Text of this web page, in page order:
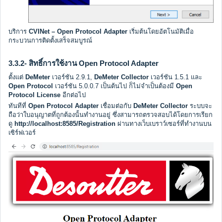
บริการ CVINet – Open Protocol Adapter เริ่มต้นโดยอัตโนมัติเมื่อ
กระบวนการติดตั้งเสร็จสมบูรณ์
3.3.2- สิทธิ์การใช้งาน Open Protocol Adapter
ตั้งแต่ DeMeter เวอร์ชัน 2.9.1, DeMeter Collector เวอร์ชัน 1.5.1 และ
Open Protocol เวอร์ชัน 5.0.0.7 เป็นต้นไป ก็ไม่จำเป็นต้องมี Open
Protocol License อีกต่อไป
ทันทีที่ Open Protocol Adapter เชื่อมต่อกับ DeMeter Collector ระบบจะ
ถือว่าใบอนุญาตที่ถูกต้องนั้นทำงานอยู่ ซึ่งสามารถตรวจสอบได้โดยการเรียก
ดู http://localhost:8585/Registration ผ่านทางเว็บเบราว์เซอร์ที่ทำงานบน
เซิร์ฟเวอร์